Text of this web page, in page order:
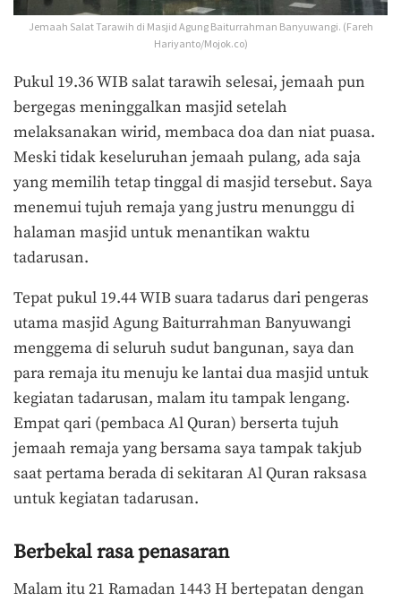
Jemaah Salat Tarawih di Masjid Agung Baiturrahman Banyuwangi. (Fareh
Hariyanto/Mojok.co)
Pukul 19.36 WIB salat tarawih selesai, jemaah pun
bergegas meninggalkan masjid setelah
melaksanakan wirid, membaca doa dan niat puasa.
Meski tidak keseluruhan jemaah pulang, ada saja
yang memilih tetap tinggal di masjid tersebut. Saya
menemui tujuh remaja yang justru menunggu di
halaman masjid untuk menantikan waktu
tadarusan.
Tepat pukul 19.44 WIB suara tadarus dari pengeras
utama masjid Agung Baiturrahman Banyuwangi
menggema di seluruh sudut bangunan, saya dan
para remaja itu menuju ke lantai dua masjid untuk
kegiatan tadarusan, malam itu tampak lengang.
Empat qari (pembaca Al Quran) berserta tujuh
jemaah remaja yang bersama saya tampak takjub
saat pertama berada di sekitaran Al Quran raksasa
untuk kegiatan tadarusan.
Berbekal rasa penasaran
Malam itu 21 Ramadan 1443 H bertepatan dengan